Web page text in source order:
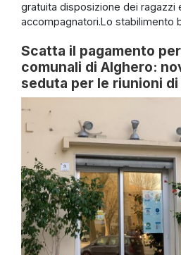
gratuita disposizione dei ragazzi
accompagnatori.Lo stabilimento
Scatta il pagamento
comunali di Alghero:
seduta per le riunioni